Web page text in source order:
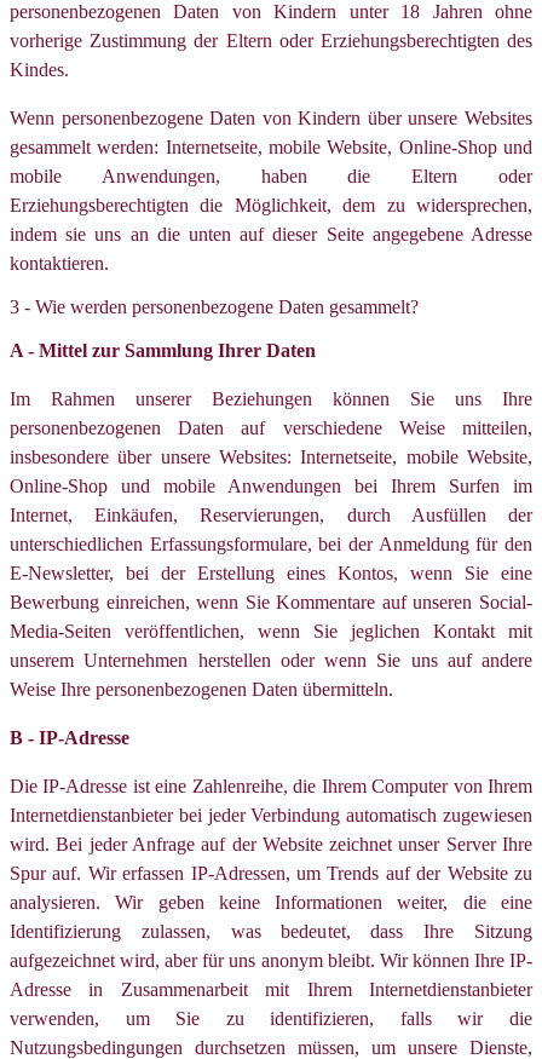
personenbezogenen Daten von Kindern unter 18 Jahren ohne
vorherige Zustimmung der Eltern oder Erziehungsberechtigten des
Kindes.
Wenn personenbezogene Daten von Kindern über unsere Websites
gesammelt werden: Internetseite, mobile Website, Online-Shop und
mobile Anwendungen, haben die Eltern oder
Erziehungsberechtigten die Möglichkeit, dem zu widersprechen,
indem sie uns an die unten auf dieser Seite angegebene Adresse
kontaktieren.
3 - Wie werden personenbezogene Daten gesammelt?
A - Mittel zur Sammlung Ihrer Daten
Im Rahmen unserer Beziehungen können Sie uns Ihre
personenbezogenen Daten auf verschiedene Weise mitteilen,
insbesondere über unsere Websites: Internetseite, mobile Website,
Online-Shop und mobile Anwendungen bei Ihrem Surfen im
Internet, Einkäufen, Reservierungen, durch Ausfüllen der
unterschiedlichen Erfassungsformulare, bei der Anmeldung für den
E-Newsletter, bei der Erstellung eines Kontos, wenn Sie eine
Bewerbung einreichen, wenn Sie Kommentare auf unseren Social-
Media-Seiten veröffentlichen, wenn Sie jeglichen Kontakt mit
unserem Unternehmen herstellen oder wenn Sie uns auf andere
Weise Ihre personenbezogenen Daten übermitteln.
B - IP-Adresse
Die IP-Adresse ist eine Zahlenreihe, die Ihrem Computer von Ihrem
Internetdienstanbieter bei jeder Verbindung automatisch zugewiesen
wird. Bei jeder Anfrage auf der Website zeichnet unser Server Ihre
Spur auf. Wir erfassen IP-Adressen, um Trends auf der Website zu
analysieren. Wir geben keine Informationen weiter, die eine
Identifizierung zulassen, was bedeutet, dass Ihre Sitzung
aufgezeichnet wird, aber für uns anonym bleibt. Wir können Ihre IP-
Adresse in Zusammenarbeit mit Ihrem Internetdienstanbieter
verwenden, um Sie zu identifizieren, falls wir die
Nutzungsbedingungen durchsetzen müssen, um unsere Dienste,